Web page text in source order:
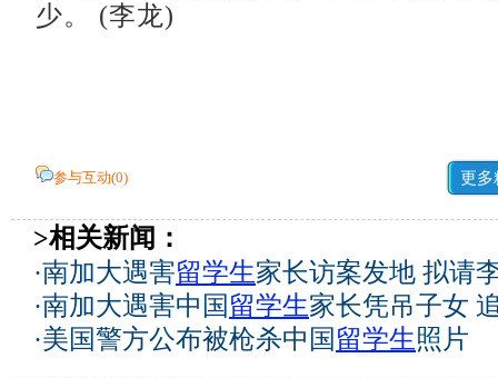
少。 (李龙)
参与互动(0) 更多
>相关新闻：
·南加大遇害留学生家长访案发地 拟请
·南加大遇害中国 留学生家长凭吊子女
·美国警方公布被枪杀中国 留学生照片